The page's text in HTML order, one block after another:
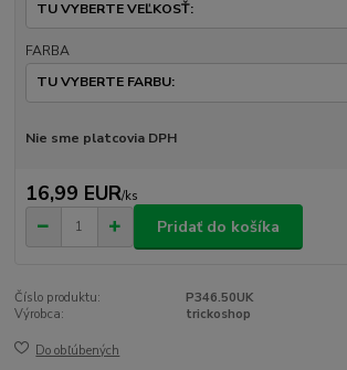
FARBA
Nie sme platcovia DPH
16,99 EUR/ks
Pridať do košíka
Číslo produktu:
P346.50UK
Výrobca:
trickoshop
Do obľúbených